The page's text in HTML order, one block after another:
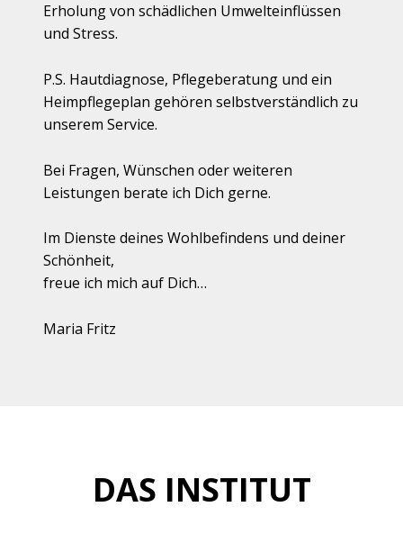
Erholung von schädlichen Umwelteinflüssen
und Stress.
P.S. Hautdiagnose, Pflegeberatung und ein
Heimpflegeplan gehören selbstverständlich zu
unserem Service.
Bei Fragen, Wünschen oder weiteren
Leistungen berate ich Dich gerne.
Im Dienste deines Wohlbefindens und deiner
Schönheit,
freue ich mich auf Dich…
Maria Fritz
DAS INSTITUT